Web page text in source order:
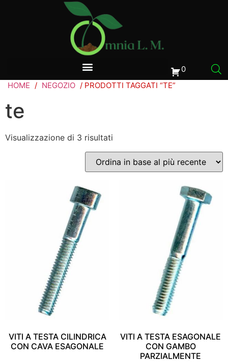
0
HOME / NEGOZIO / PRODOTTI TAGGATI “TE”
te
Visualizzazione di 3 risultati
VITI A TESTA CILINDRICA
CON CAVA ESAGONALE
VITI A TESTA ESAGONALE
CON GAMBO
PARZIALMENTE